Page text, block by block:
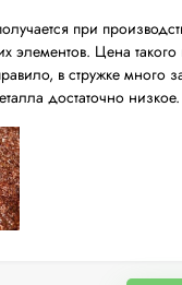
при
элементов. Цена такого
в стружке много
достаточно низкое.